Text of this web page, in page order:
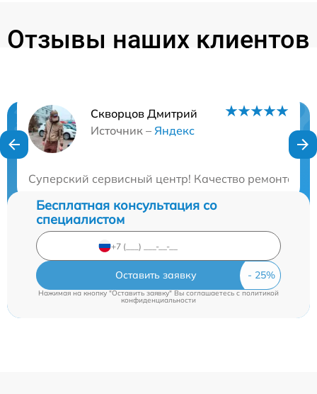
Отзывы наших клиентов
Скворцов Дмитрий
Источник – Яндекс
Суперский сервисный центр! Качество ремонта и
Нужна консультация?
Бесплатная консультация со
специалистом
Оставить заявку
Нажимая на кнопку "Оставить заявку" Вы соглашаетесь cполитикой
конфиденциальности